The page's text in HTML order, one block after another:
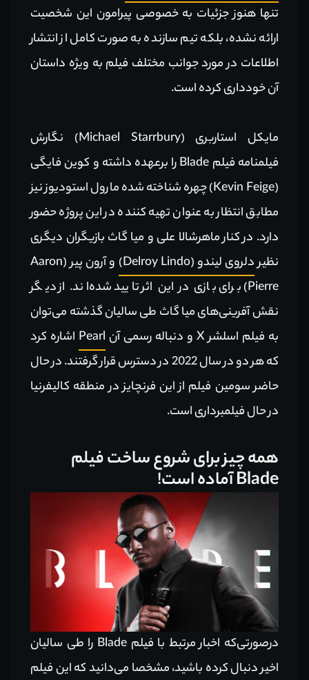
تنها هنوز جزئیات به خصوصی پیرامون این شخصیت
ارائه نشده، بلکه تیم سازنده به صورت کامل از انتشار
اطلاعات در مورد جوانب مختلف فیلم به ویژه داستان
آن خودداری کرده است.
مایکل استاربری (Michael Starrbury) نگارش
فیلمنامه فیلم Blade را برعهده داشته و کوین فایگی
(Kevin Feige) چهره شناخته شده مارول استودیوز نیز
مطابق انتظار به عنوان تهیه کننده در این پروژه حضور
دارد. در کنار ماهرشالا علی و میا گاث بازیگران دیگری
نظیردلروی لیندو (Delroy Lindo)
و آرون پیر (Aaron
Pierre) برای بازی در این اثر تایید شده‌اند. از دیگر
نقش آفرینی‌های میا گاث طی سالیان گذشته می‌توان
به فیلم اسلشر X و دنباله رسمی آن
Pearl اشاره کرد
که هر دو در سال 2022 در دسترس قرار گرفتند. در حال
حاضر سومین فیلم از این فرنچایز در منطقه کالیفرنیا
در حال فیلمبرداری است.
همه چیز برای شروع ساخت فیلم
Blade آماده است!
درصورتی‌که اخبار مرتبط با فیلم Blade را طی سالیان
اخیر دنبال کرده باشید، مشخصا می‌دانید که این فیلم